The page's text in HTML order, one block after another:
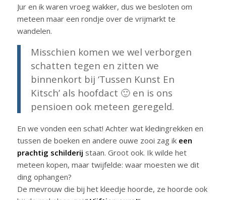
Jur en ik waren vroeg wakker, dus we besloten om
meteen maar een rondje over de vrijmarkt te
wandelen.
Misschien komen we wel verborgen
schatten tegen en zitten we
binnenkort bij ‘Tussen Kunst En
Kitsch’ als hoofdact 🙂 en is ons
pensioen ook meteen geregeld.
En we vonden een schat! Achter wat kledingrekken en
tussen de boeken en andere ouwe zooi zag ik een
prachtig schilderij staan. Groot ook. Ik wilde het
meteen kopen, maar twijfelde: waar moesten we dit
ding ophangen?
De mevrouw die bij het kleedje hoorde, ze hoorde ook